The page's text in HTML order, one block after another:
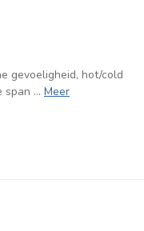
gevoeligheid, hot/cold
... Meer